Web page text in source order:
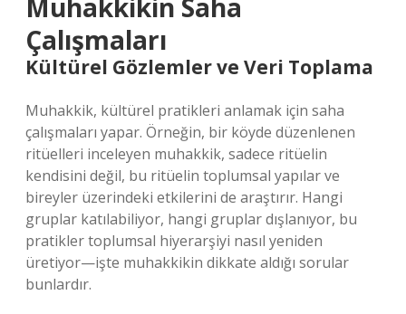
Muhakkikin Saha
Çalışmaları
Kültürel Gözlemler ve Veri Toplama
Muhakkik, kültürel pratikleri anlamak için saha
çalışmaları yapar. Örneğin, bir köyde düzenlenen
ritüelleri inceleyen muhakkik, sadece ritüelin
kendisini değil, bu ritüelin toplumsal yapılar ve
bireyler üzerindeki etkilerini de araştırır. Hangi
gruplar katılabiliyor, hangi gruplar dışlanıyor, bu
pratikler toplumsal hiyerarşiyi nasıl yeniden
üretiyor—işte muhakkikin dikkate aldığı sorular
bunlardır.